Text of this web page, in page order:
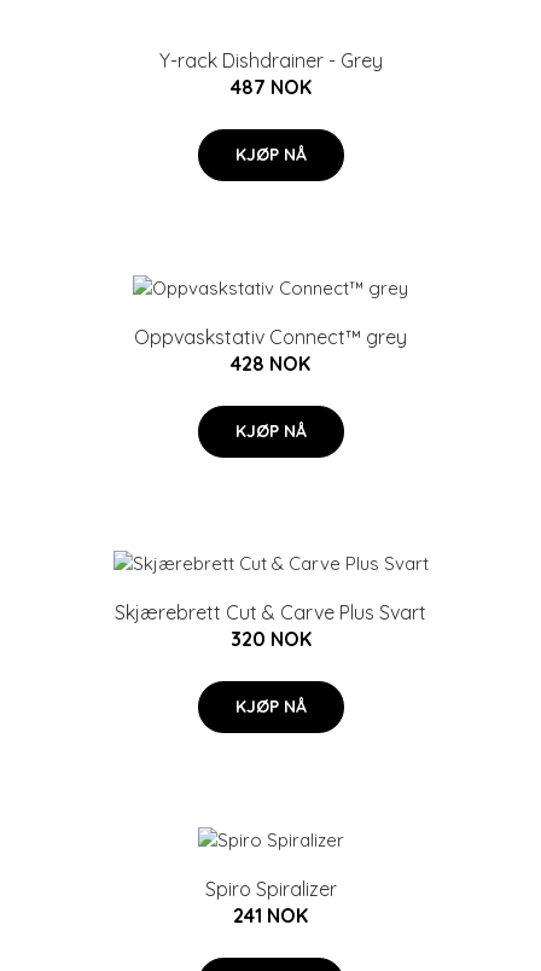
Y-rack Dishdrainer - Grey
487 NOK
KJØP NÅ
Oppvaskstativ Connect™ grey
428 NOK
KJØP NÅ
Skjærebrett Cut & Carve Plus Svart
320 NOK
KJØP NÅ
Spiro Spiralizer
241 NOK